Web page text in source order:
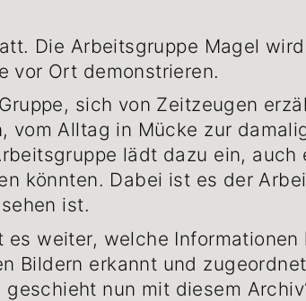
Die Arbeitsgruppe Magel
vor Ort demonstrieren.
sich von Zeitzeugen
vom Alltag in Mücke zur
lädt dazu ein, auch
könnten. Dabei ist es der
ist.
weiter, welche Informationen
Bildern erkannt und
nun mit diesem